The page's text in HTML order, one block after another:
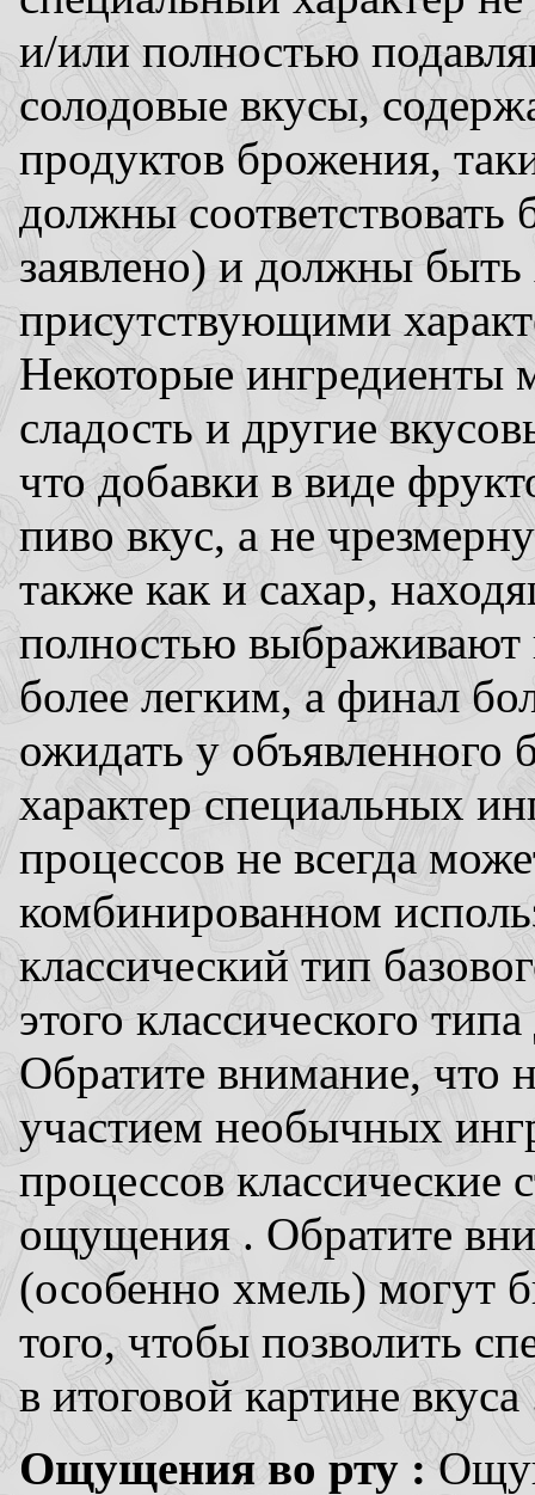
и/или полностью
солодовые вкусы,
продуктов брожения,
должны
заявлено) и должны
присутствующими
Некоторые ингредиенты
сладость и другие
что добавки в виде
пиво вкус, а не
также как и сахар,
полностью выбраживают
более легким, а финал
ожидать у объявленного
характер специальных
процессов не всегда
комбинированном
классический тип
этого классического
Обратите внимание, что
участием необычных
процессов классические
ощущения . Обратите
(особенно хмель) могут
того, чтобы позволить
в итоговой картине вкуса
Ощущения во рту :